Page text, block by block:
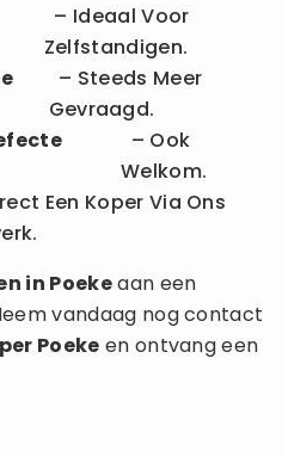
– Ideaal Voor
Zelfstandigen.
– Steeds Meer
Gevraagd.
– Ook
Welkom.
Een Koper Via Ons
in Poekeaan een
vandaag nog contact
Poeke en ontvang een